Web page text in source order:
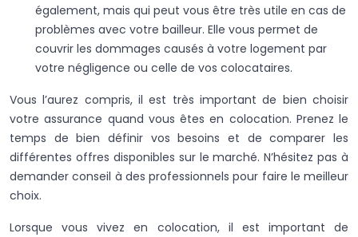
également, mais qui peut vous être très utile en cas de
problèmes avec votre bailleur. Elle vous permet de
couvrir les dommages causés à votre logement par
votre négligence ou celle de vos colocataires.
Vous l’aurez compris, il est très important de bien choisir
votre assurance quand vous êtes en colocation. Prenez le
temps de bien définir vos besoins et de comparer les
différentes offres disponibles sur le marché. N’hésitez pas à
demander conseil à des professionnels pour faire le meilleur
choix.
Lorsque vous vivez en colocation, il est important de